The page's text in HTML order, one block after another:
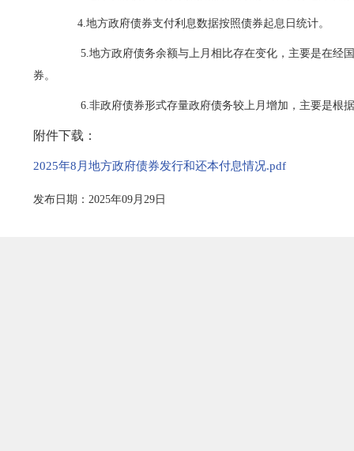
4.地方政府债券支付利息数据按照债券起息日统计。
5.地方政府债务余额与上月相比存在变化，主要是在经
券。
6.非政府债券形式存量政府债务较上月增加，主要是根
附件下载：
2025年8月地方政府债券发行和还本付息情况.pdf
发布日期：2025年09月29日